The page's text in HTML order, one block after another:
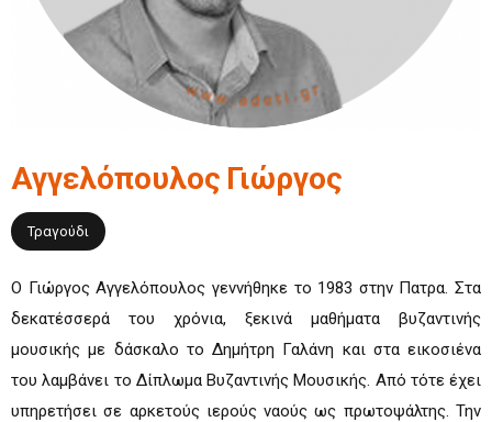
Αγγελόπουλος Γιώργος
Τραγούδι
Ο Γιώργος Αγγελόπουλος γεννήθηκε το 1983 στην Πατρα. Στα
δεκατέσσερά του χρόνια, ξεκινά μαθήματα βυζαντινής
μουσικής με δάσκαλο το Δημήτρη Γαλάνη και στα εικοσιένα
του λαμβάνει το Δίπλωμα Βυζαντινής Μουσικής. Από τότε έχει
υπηρετήσει σε αρκετούς ιερούς ναούς ως πρωτοψάλτης. Την